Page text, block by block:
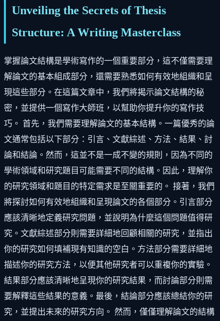
Unveiling the Secrets of Thesis
Structure: A Writing Masterclass
掌握論文結構是學術寫作的一個重要部分，這不僅需要理
解論文的基本組成部分，還需要熟悉如何有效地組織和呈
現這些部分。在這篇文章中，我們將揭示論文結構的秘
密，並提供一個寫作大師班，以幫助你提升你的寫作技
巧。 首先，我們需要理解論文的基本結構。一篇優秀的論
文通常包括以下部分：引言、文獻綜述、方法、結果、討
論和結論。然而，這並不是一成不變的規則，因為不同的
學術領域和研究題目可能需要不同的結構。因此，理解你
的研究領域和題目的特定需求是至關重要的。 接著，我們
將探討如何有效地組織和呈現論文的各個部分。引言部分
應該清晰地定義研究問題，並說明為什麼這個問題值得研
究。文獻綜述部分則需要詳細地回顧相關的研究，並指出
你的研究如何填補現有知識的空白。方法部分需要詳細地
描述你的研究方法，以便其他研究者可以重複你的實驗。
結果部分應該清晰地呈現你的研究結果，而討論部分則需
要解釋這些結果的意義。最後，結論部分應該總結你的研
究，並提出未來的研究方向。 然而，僅僅理解論文的結構